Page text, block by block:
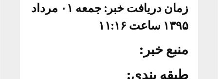
زمان دریافت خبر: جمعه ۰۱ مرداد
۱۳۹۵ ساعت ۱۱:۱۶
منبع خبر:
طبقه بندی: